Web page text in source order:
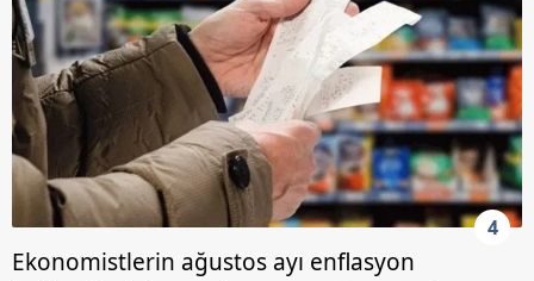
4
Ekonomistlerin ağustos ayı enflasyon